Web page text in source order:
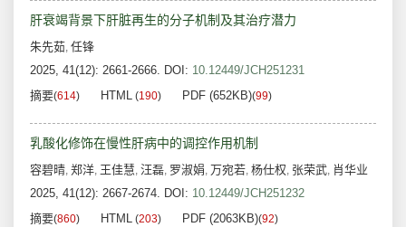
肝衰竭背景下肝脏再生的分子机制及其治疗潜力
朱先茹, 任锋
2025, 41(12): 2661-2666. DOI: 10.12449/JCH251231
摘要(614) HTML (190) PDF (652KB)(99)
乳酸化修饰在慢性肝病中的调控作用机制
容碧晴, 郑洋, 王佳慧, 汪磊, 罗淑娟, 万宛若, 杨仕权, 张荣武, 肖华业
2025, 41(12): 2667-2674. DOI: 10.12449/JCH251232
摘要(860) HTML (203) PDF (2063KB)(92)